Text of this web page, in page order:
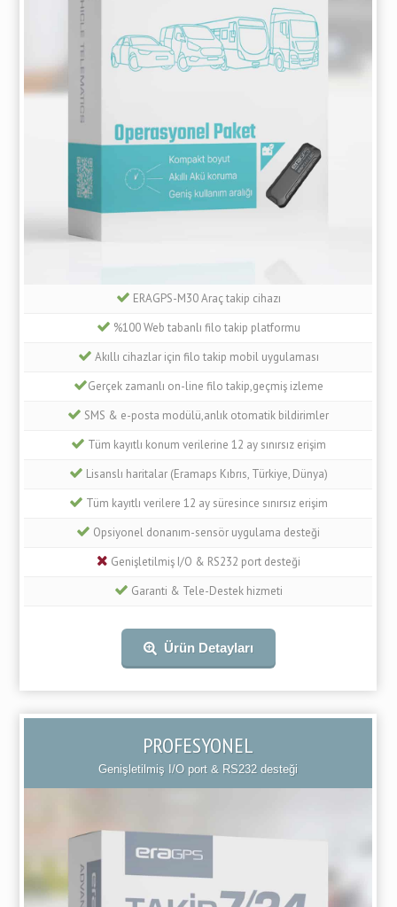
ERAGPS-M30 Araç takip cihazı
%100 Web tabanlı filo takip platformu
Akıllı cihazlar için filo takip mobil uygulaması
Gerçek zamanlı on-line filo takip,geçmiş izleme
SMS & e-posta modülü,anlık otomatik bildirimler
Tüm kayıtlı konum verilerine 12 ay sınırsız erişim
Lisanslı haritalar (Eramaps Kıbrıs, Türkiye, Dünya)
Tüm kayıtlı verilere 12 ay süresince sınırsız erişim
Opsiyonel donanım-sensör uygulama desteği
Genişletilmiş I/O & RS232 port desteği
Garanti & Tele-Destek hizmeti
Ürün Detayları
PROFESYONEL
Genişletilmiş I/O port & RS232 desteği